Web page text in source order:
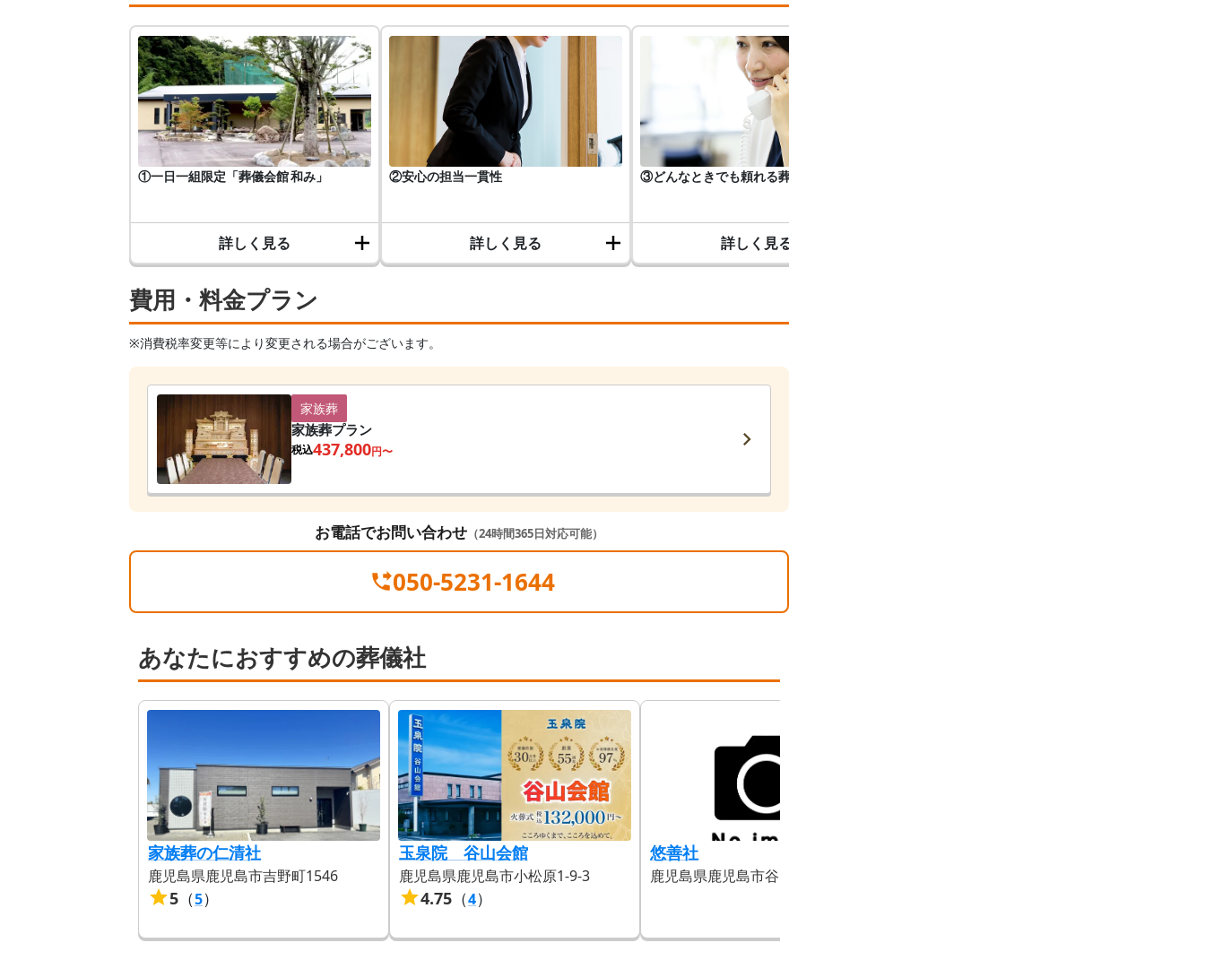
費用・料金プラン
※消費税率変更等により変更される場合がございます。
家族葬
家族葬プラン
税込437,800円〜
お電話でお問い合わせ （24時間365日対応可能）
050-5231-1644
あなたにおすすめの葬儀社
家族葬の仁清社
鹿児島県鹿児島市吉野町1546
5 （5）
玉泉院 谷山会館
鹿児島県鹿児島市小松原1-9-3
4.75 （4）
悠善社
鹿児島県鹿児島市谷山中央4-201-1
①一日一組限定「葬儀会館 和み」
詳しく見る
②安心の担当一貫性
詳しく見る
③どんなときでも頼れる葬儀社
詳しく見る